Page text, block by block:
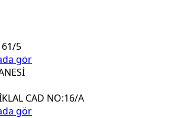
5
gör
CAD NO:16/A
gör